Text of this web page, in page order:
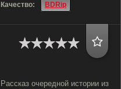
Качество:
BDRip
Рассказ очередной истории из